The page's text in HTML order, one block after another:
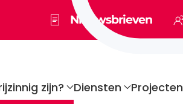
Nieuwsbrieven
zijn? Diensten Projecten